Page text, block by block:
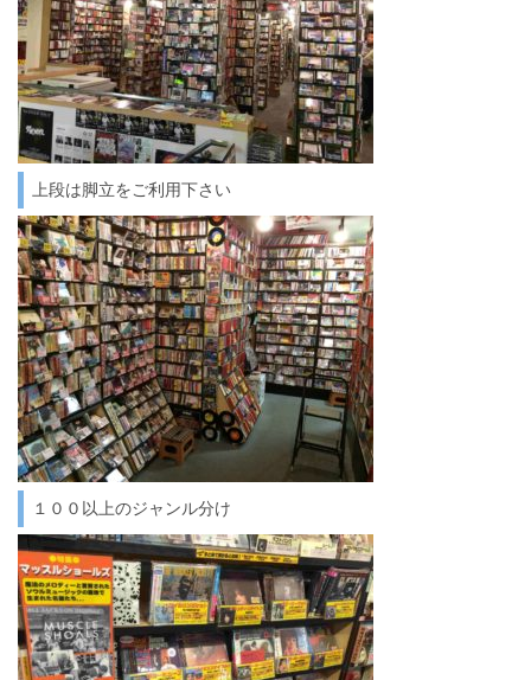
上段は脚立をご利用下さい
１００以上のジャンル分け